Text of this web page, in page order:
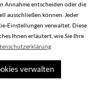
Annahme entscheiden oder die
ausschließen können. Jeder
Einstellungen verwaltet. Diese
Ihnen erläutert, wie Sie Ihre
verwalten